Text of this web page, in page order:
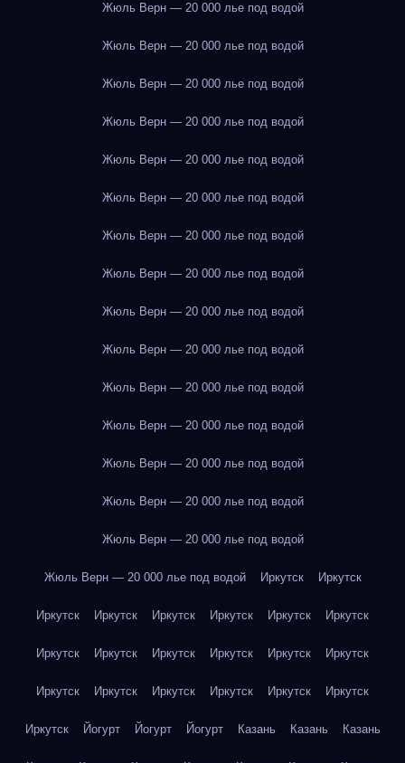
Жюль Верн — 20 000 лье под водой
Жюль Верн — 20 000 лье под водой
Жюль Верн — 20 000 лье под водой
Жюль Верн — 20 000 лье под водой
Жюль Верн — 20 000 лье под водой
Жюль Верн — 20 000 лье под водой
Жюль Верн — 20 000 лье под водой
Жюль Верн — 20 000 лье под водой
Жюль Верн — 20 000 лье под водой
Жюль Верн — 20 000 лье под водой
Жюль Верн — 20 000 лье под водой
Жюль Верн — 20 000 лье под водой
Жюль Верн — 20 000 лье под водой
Жюль Верн — 20 000 лье под водой
Жюль Верн — 20 000 лье под водой
Жюль Верн — 20 000 лье под водой Иркутск Иркутск
Иркутск Иркутск Иркутск Иркутск Иркутск Иркутск
Иркутск Иркутск Иркутск Иркутск Иркутск Иркутск
Иркутск Иркутск Иркутск Иркутск Иркутск Иркутск
Иркутск Йогурт Йогурт Йогурт Казань Казань Казань